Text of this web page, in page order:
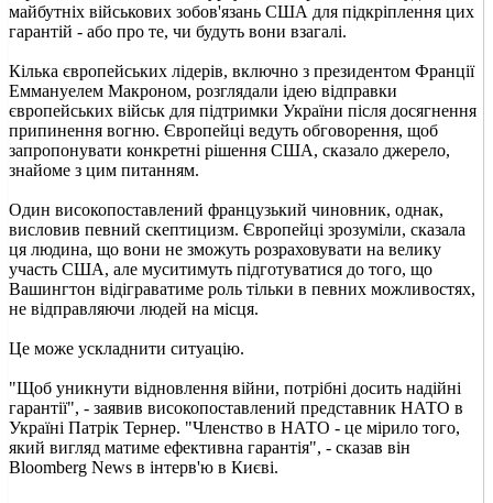
майбутніх військових зобов'язань США для підкріплення цих
гарантій - або про те, чи будуть вони взагалі.
Кілька європейських лідерів, включно з президентом Франції
Еммануелем Макроном, розглядали ідею відправки
європейських військ для підтримки України після досягнення
припинення вогню. Європейці ведуть обговорення, щоб
запропонувати конкретні рішення США, сказало джерело,
знайоме з цим питанням.
Один високопоставлений французький чиновник, однак,
висловив певний скептицизм. Європейці зрозуміли, сказала
ця людина, що вони не зможуть розраховувати на велику
участь США, але муситимуть підготуватися до того, що
Вашингтон відіграватиме роль тільки в певних можливостях,
не відправляючи людей на місця.
Це може ускладнити ситуацію.
"Щоб уникнути відновлення війни, потрібні досить надійні
гарантії", - заявив високопоставлений представник НАТО в
Україні Патрік Тернер. "Членство в НАТО - це мірило того,
який вигляд матиме ефективна гарантія", - сказав він
Bloomberg News в інтерв'ю в Києві.